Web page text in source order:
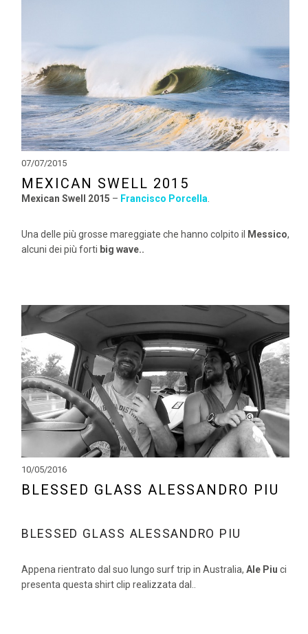
07/07/2015
MEXICAN SWELL 2015
Mexican Swell 2015 – Francisco Porcella
Una delle più grosse mareggiate che hanno colpito il Messico,
alcuni dei più forti big wave..
10/05/2016
BLESSED GLASS ALESSANDRO PIU
BLESSED GLASS ALESSANDRO PIU
Appena rientrato dal suo lungo surf trip in Australia, Ale Piu ci
presenta questa shirt clip realizzata dal..